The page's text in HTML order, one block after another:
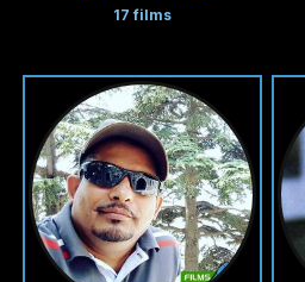
17 films